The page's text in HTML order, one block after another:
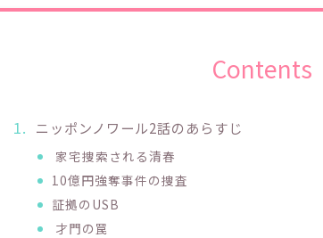
Contents
ニッポンノワール2話のあらすじ
家宅捜索される清春
10億円強奪事件の捜査
証拠のUSB
才門の罠